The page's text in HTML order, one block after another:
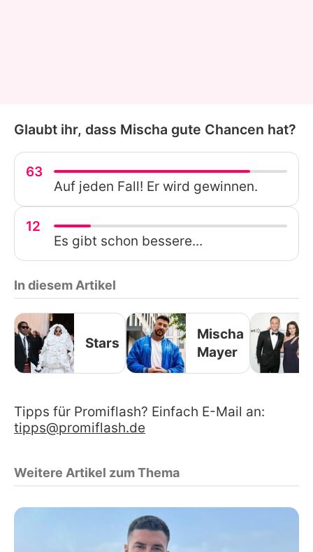
Glaubt ihr, dass Mischa gute Chancen hat?
63
Auf jeden Fall! Er wird gewinnen.
12
Es gibt schon bessere...
In diesem Artikel
Stars
Mischa
Mayer
Tipps für Promiflash? Einfach E-Mail an:
tipps@promiflash.de
Weitere Artikel zum Thema